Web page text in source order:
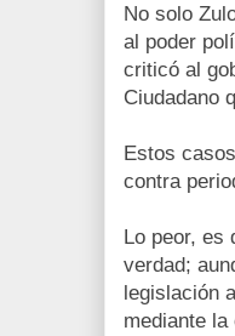
No solo
al poder
criticó al
Ciudadano
Estos
contra
Lo peor, es
verdad;
legislación
mediante